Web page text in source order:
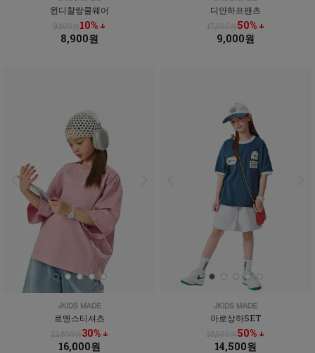
윈디찰랑쿨웨어
9,800원10% ↓
8,900원
디안하프팬츠
17,900원50% ↓
9,000원
로맨스티셔츠
22,800원 30% ↓
16,000원
아로상하SET
28,900원50% ↓
14,500원